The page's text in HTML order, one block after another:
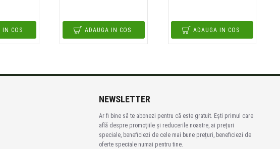
IN COS ADAUGA IN COS ADAUGA IN COS
NEWSLETTER
Ar fi bine să te abonezi pentru că este gratuit. Ești primul care
află despre promoțiile și reducerile noastre, ai prețuri
speciale, beneficiezi de cele mai bune prețuri, beneficiezi de
oferte speciale numai pentru tine.